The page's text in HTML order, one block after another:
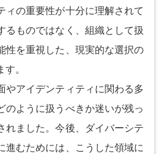
ィの重要性が十分に理解されて
るものではなく、組織として扱
性を重視した、現実的な選択の
。
やアイデンティティに関わる多
のように扱うべきか迷いが残っ
れました。今後、ダイバーシテ
進むためには、こうした領域に